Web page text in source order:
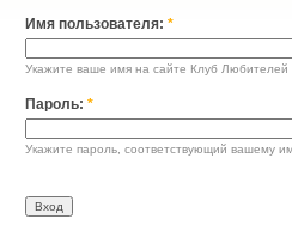
Имя пользователя: *
Укажите ваше имя на сайте Клуб Любителей
Пароль: *
Укажите пароль, соответствующий вашему